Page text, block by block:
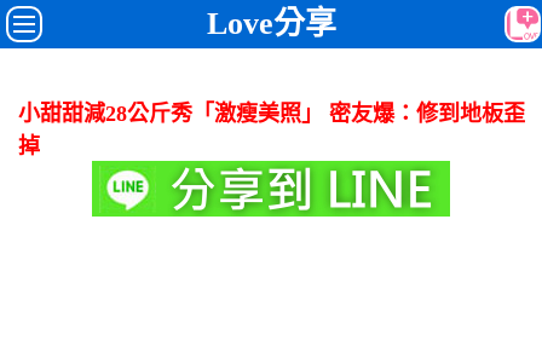
Love分享
小甜甜減28公斤秀「激瘦美照」 密友爆：修到地板歪
掉